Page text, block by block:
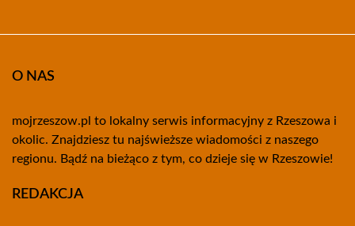
O NAS
mojrzeszow.pl to lokalny serwis informacyjny z Rzeszowa i
okolic. Znajdziesz tu najświeższe wiadomości z naszego
regionu. Bądź na bieżąco z tym, co dzieje się w Rzeszowie!
REDAKCJA